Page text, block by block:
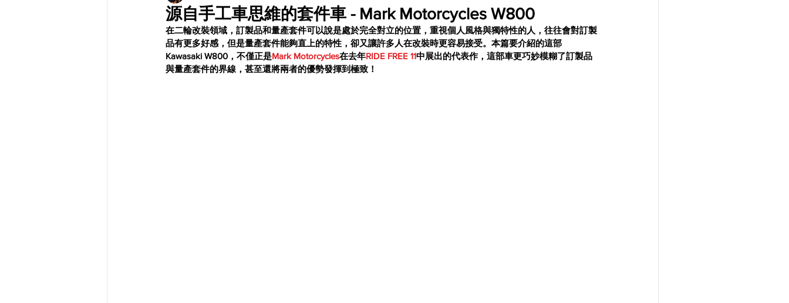
源自手工車思維的套件車 - Mark Motorcycles W800
在二輪改裝領域，訂製品和量產套件可以說是處於完全對立的位置，重視個人風格與獨特性的人，往往會對訂製
品有更多好感，但是量產套件能夠直上的特性，卻又讓許多人在改裝時更容易接受。本篇要介紹的這部
Kawasaki W800，不僅正是Mark Motorcycles在去年RIDE FREE 11中展出的代表作，這部車更巧妙模糊了訂製品
與量產套件的界線，甚至還將兩者的優勢發揮到極致！